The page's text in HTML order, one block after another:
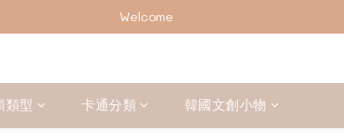
加入會員下單享2%回饋紅利 ❤❤
Welcome
類型 卡通分類 韓國文創小物